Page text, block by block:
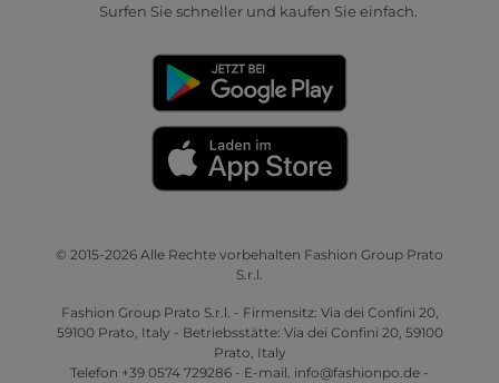
Surfen Sie schneller und kaufen Sie einfach.
© 2015-2026 Alle Rechte vorbehalten Fashion Group Prato
S.r.l.
Fashion Group Prato S.r.l. - Firmensitz: Via dei Confini 20,
59100 Prato, Italy - Betriebsstätte: Via dei Confini 20, 59100
Prato, Italy
Telefon +39 0574 729286 - E-mail. info@fashionpo.de -